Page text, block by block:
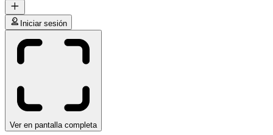
Iniciar sesión
Ver en pantalla completa